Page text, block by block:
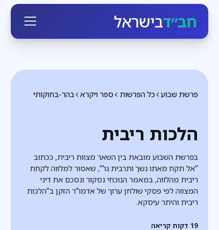
חב״דבישראל
בהר-בחוקותי ספר ויקרא כל הפרשות פרשת שבוע
הלכות ריבית
בפרשת השבוע מובאת בין השאר מצוות ריבית, ככתוב
"אל תקח מאתו נשך ותרבית גו'", שאסור למלווה לקחת
ריבית מהלווה, במאמר הנוכחי נסקור ונסכם את דיני
המצווה לפי פסקי שולחן ערוך של אדמו"ר הזקן ב"הלכות
ריבית והיתר עיסקא.
19 דקות קריאה